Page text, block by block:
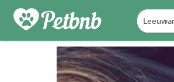
PHOTOS